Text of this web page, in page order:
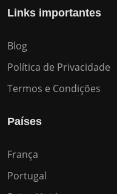
Links importantes
Blog
Política de Privacidade
Termos e Condições
Países
França
Portugal